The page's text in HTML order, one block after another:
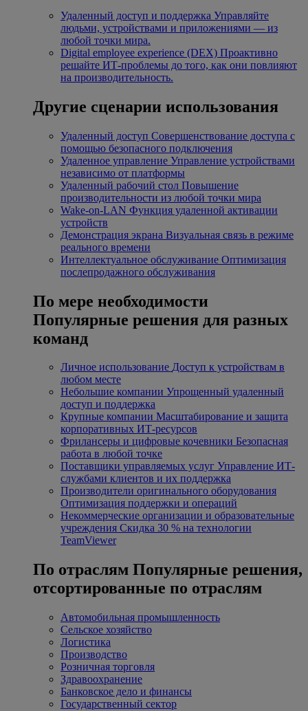
Удаленный доступ и поддержка Управляйте
людьми, устройствами и приложениями — из
любой точки мира.
Digital employee experience (DEX) Проактивно
решайте ИТ-проблемы до того, как они повлияют
на производительность.
Другие сценарии использования
Удаленный доступ Совершенствование доступа с
помощью безопасного подключения
Удаленное управление Управление устройствами
независимо от платформы
Удаленный рабочий стол Повышение
производительности из любой точки мира
Wake-on-LAN Функция удаленной активации
устройств
Демонстрация экрана Визуальная связь в режиме
реального времени
Интеллектуальное обслуживание Оптимизация
послепродажного обслуживания
По мере необходимости
Популярные решения для разных
команд
Личное использование Доступ к устройствам в
любом месте
Небольшие компании Упрощенный удаленный
доступ и поддержка
Крупные компании Масштабирование и защита
корпоративных ИТ-ресурсов
Фрилансеры и цифровые кочевники Безопасная
работа в любой точке
Поставщики управляемых услуг Управление ИТ-
службами клиентов и их поддержка
Производители оригинального оборудования
Оптимизация поддержки и операций
Некоммерческие организации и образовательные
учреждения Скидка 30 % на технологии
TeamViewer
По отраслям Популярные решения,
отсортированные по отраслям
Автомобильная промышленность
Сельское хозяйство
Логистика
Производство
Розничная торговля
Здравоохранение
Банковское дело и финансы
Государственный сектор